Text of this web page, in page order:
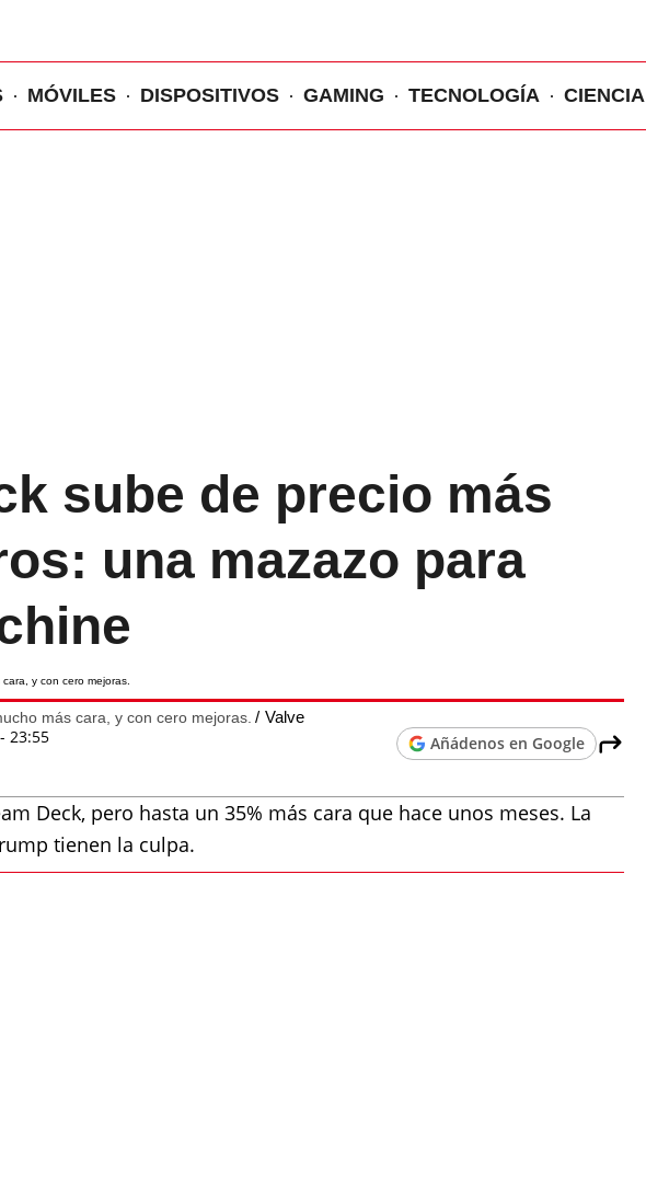
MÓVILES DISPOSITIVOS GAMING TECNOLOGÍA CIENCIA
sube de precio más
una mazazo para
más cara, y con cero mejoras. Valve
23:55
Añádenos en Google
Deck, pero hasta un 35% más cara que hace unos meses. La
tienen la culpa.